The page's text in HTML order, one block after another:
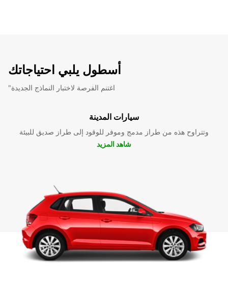
أسطول يلبي احتياجاتك
"اغتنم الفرصة لاختبار النماذج الجديدة
سيارات المدينة
وتتراوح هذه من طراز مدمج وموفر للوقود إلى طراز صديق للبيئة
شاهد المزيد